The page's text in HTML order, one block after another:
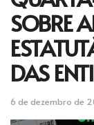
SOBRE
DAS
6 de dezembro de